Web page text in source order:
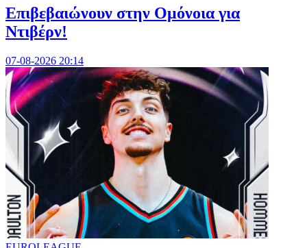
Επιβεβαιώνουν στην Ομόνοια για
Ντιβέρν!
07-08-2026 20:14